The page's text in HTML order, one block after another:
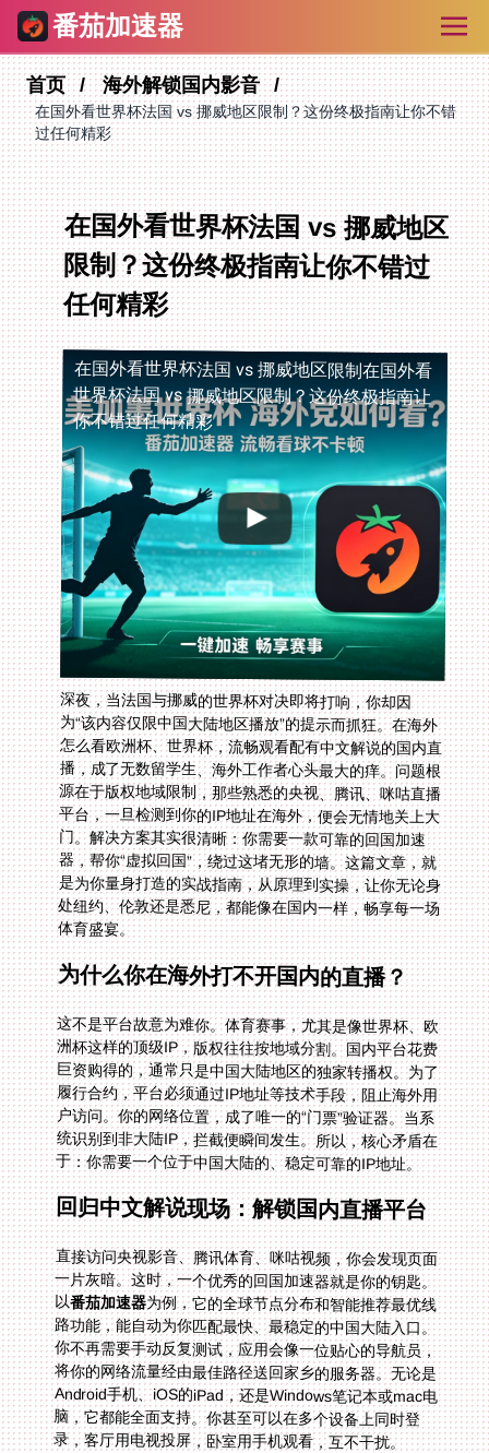
番茄加速器
首页 海外解锁国内影音
在国外看世界杯法国 vs 挪威地区限制？这份终极指南让你不错
过任何精彩
在国外看世界杯法国 vs 挪威地区
限制？这份终极指南让你不错过
任何精彩
在国外看世界杯法国 vs 挪威地区限制在国外看
世界杯法国 vs 挪威地区限制？这份终极指南让
你不错过任何精彩
深夜，当法国与挪威的世界杯对决即将打响，你却因
为“该内容仅限中国大陆地区播放”的提示而抓狂。在海外
怎么看欧洲杯、世界杯，流畅观看配有中文解说的国内直
播，成了无数留学生、海外工作者心头最大的痒。问题根
源在于版权地域限制，那些熟悉的央视、腾讯、咪咕直播
平台，一旦检测到你的IP地址在海外，便会无情地关上大
门。解决方案其实很清晰：你需要一款可靠的回国加速
器，帮你“虚拟回国”，绕过这堵无形的墙。这篇文章，就
是为你量身打造的实战指南，从原理到实操，让你无论身
处纽约、伦敦还是悉尼，都能像在国内一样，畅享每一场
体育盛宴。
为什么你在海外打不开国内的直播？
这不是平台故意为难你。体育赛事，尤其是像世界杯、欧
洲杯这样的顶级IP，版权往往按地域分割。国内平台花费
巨资购得的，通常只是中国大陆地区的独家转播权。为了
履行合约，平台必须通过IP地址等技术手段，阻止海外用
户访问。你的网络位置，成了唯一的“门票”验证器。当系
统识别到非大陆IP，拦截便瞬间发生。所以，核心矛盾在
于：你需要一个位于中国大陆的、稳定可靠的IP地址。
回归中文解说现场：解锁国内直播平台
直接访问央视影音、腾讯体育、咪咕视频，你会发现页面
一片灰暗。这时，一个优秀的回国加速器就是你的钥匙。
以番茄加速器为例，它的全球节点分布和智能推荐最优线
路功能，能自动为你匹配最快、最稳定的中国大陆入口。
你不再需要手动反复测试，应用会像一位贴心的导航员，
将你的网络流量经由最佳路径送回家乡的服务器。无论是
Android手机、iOS的iPad，还是Windows笔记本或mac电
脑，它都能全面支持。你甚至可以在多个设备上同时登
录，客厅用电视投屏，卧室用手机观看，互不干扰。